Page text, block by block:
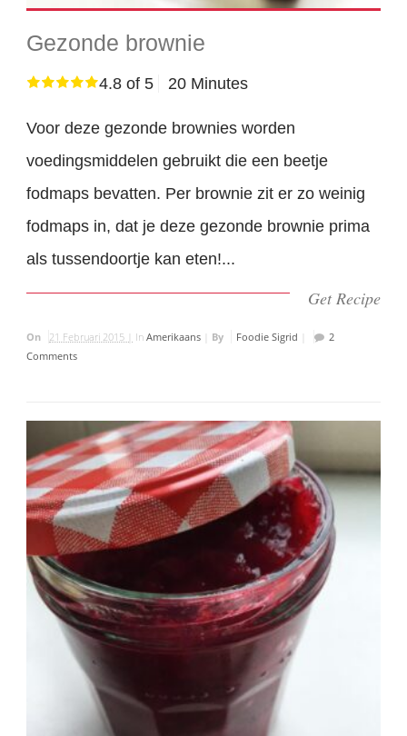
Gezonde brownie
4.8 of 5 20 Minutes
Voor deze gezonde brownies worden
voedingsmiddelen gebruikt die een beetje
fodmaps bevatten. Per brownie zit er zo weinig
fodmaps in, dat je deze gezonde brownie prima
als tussendoortje kan eten!...
Get Recipe
On 21 Februari 2015 | InAmerikaans By Foodie Sigrid
2
Comments